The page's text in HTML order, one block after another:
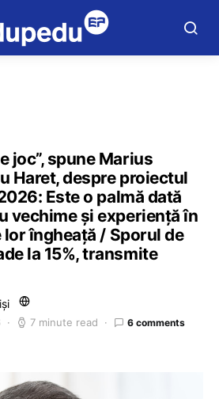
joc”, spune Marius
Haret, despre proiectul
Este o palmă dată
vechime și experiență în
îngheață / Sporul de
la 15%, transmite
7 minute read 6 comments